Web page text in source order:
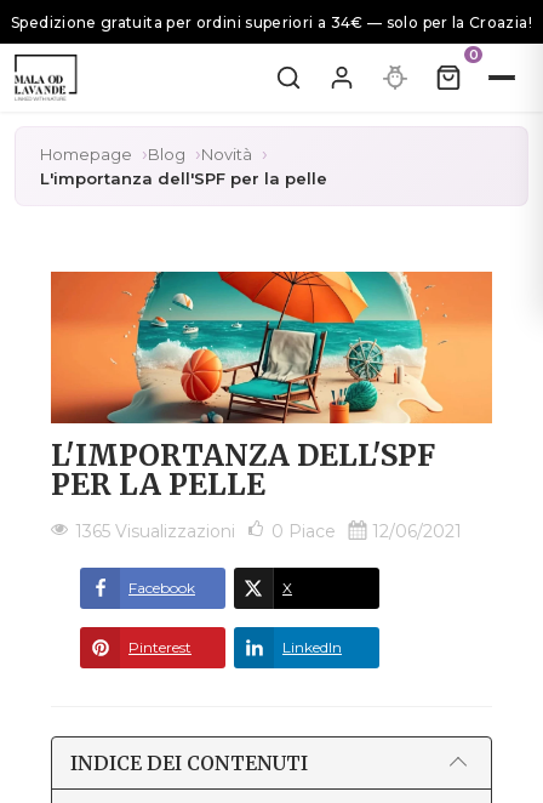
Spedizione gratuita per ordini superiori a 34€ — solo per la Croazia!
0
Homepage Blog
Novità
L'importanza dell'SPF per la pelle
L'IMPORTANZA DELL'SPF
PER LA PELLE
1365 Visualizzazioni 0 Piace 12/06/2021
Facebook X
Pinterest LinkedIn
INDICE DEI CONTENUTI